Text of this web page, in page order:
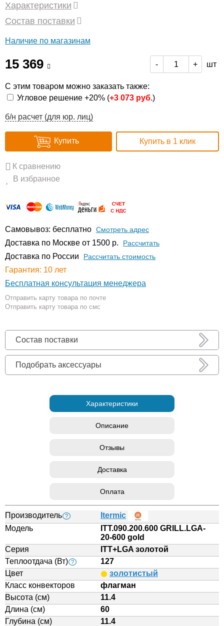
Характеристики
Состав поставки
Наличие по магазинам
15 369 - + шт
С этим товаром можно заказать также:
Угловое решение +20% (+3 073 руб.)
б/н расчет (для юр. лиц)
Купить Купить в 1 клик
К сравнению
В избранное
Самовывоз: бесплатно Смотреть адрес
Доставка по Москве от 1500 р. Расcчитать
Доставка по России Рассчитать стоимость
Гарантия: 10 лет
Бесплатная консультация менеджера
Отправить карту товара по почте
Отправить карту товара по смс
Состав поставки
Подобрать аксессуары
Характеристики
Описание
Отзывы
Доставка
Оплата
Производитель ?
Itermic
Модель
ITT.090.200.600 GRILL.LGA-
20-600 gold
Серия
ITT+LGA золотой
Теплоотдача (Вт) ?
127
Цвет
золотистый
Класс конвекторов
флагман
Высота (см)
11.4
Длина (см)
60
Глубина (см)
11.4